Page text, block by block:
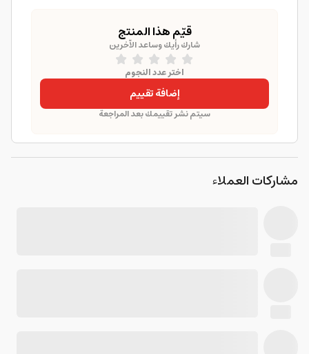
قيّم هذا المنتج
شارك رأيك وساعد الآخرين
اختر عدد النجوم
إضافة تقييم
سيتم نشر تقييمك بعد المراجعة
مشاركات العملاء